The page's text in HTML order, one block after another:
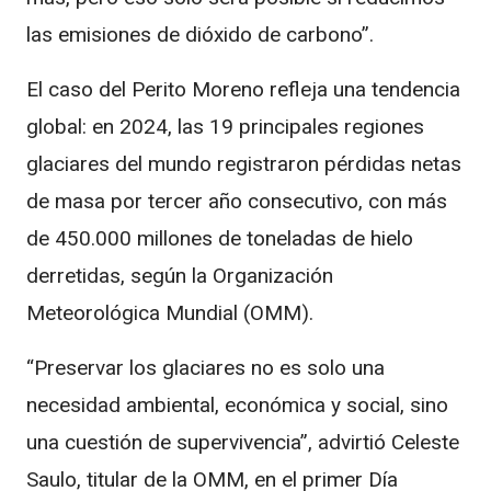
las emisiones de dióxido de carbono”.
El caso del Perito Moreno refleja una tendencia
global: en 2024, las 19 principales regiones
glaciares del mundo registraron pérdidas netas
de masa por tercer año consecutivo, con más
de 450.000 millones de toneladas de hielo
derretidas, según la Organización
Meteorológica Mundial (OMM).
“Preservar los glaciares no es solo una
necesidad ambiental, económica y social, sino
una cuestión de supervivencia”, advirtió Celeste
Saulo, titular de la OMM, en el primer Día